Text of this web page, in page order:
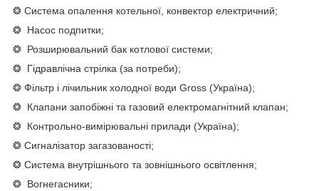
❂ Система опалення котельної, конвектор електричний;
❂ Насос подпитки;
❂ Розширювальний бак котлової системи;
❂ Гідравлічна стрілка (за потреби);
❂ Фільтр і лічильник холодної води Gross (Україна);
❂ Клапани запобіжні та газовий електромагнітний клапан;
❂ Контрольно-вимірювальні прилади (Україна);
❂ Сигналізатор загазованості;
❂ Система внутрішнього та зовнішнього освітлення;
❂ Вогнегасники;